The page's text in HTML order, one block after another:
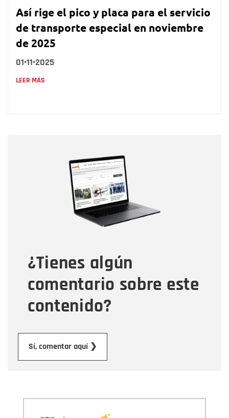
Así rige el pico y placa para el servicio
de transporte especial en noviembre
de 2025
01•11•2025
LEER MÁS
¿Tienes algún
comentario sobre este
contenido?
Sí, comentar aquí ❯
Correo electrónico
Tipo de comentario
Mensaje